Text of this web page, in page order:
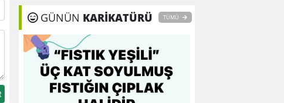
8
Fenerbahçe 0
0
10 Gaziantep FK 0 0
Gençlerbirliği 0 0
Göztepe 0 0
Başakşehir FK
GÜNÜN KARİKATÜRÜ TÜMÜ